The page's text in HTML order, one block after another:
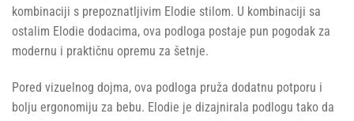
kombinaciji s prepoznatljivim Elodie stilom. U kombinaciji sa
ostalim Elodie dodacima, ova podloga postaje pun pogodak za
modernu i praktičnu opremu za šetnje.
Pored vizuelnog dojma, ova podloga pruža dodatnu potporu i
bolju ergonomiju za bebu. Elodie je dizajnirala podlogu tako da